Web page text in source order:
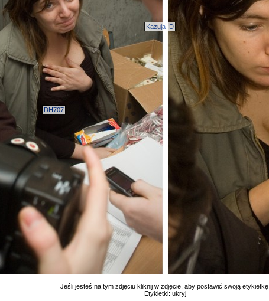
DH707
Kazuja :D
Jeśli jesteś na tym zdjęciu kliknij w zdjęcie, aby postawić swoją etykietkę.
Etykietki: ukryj